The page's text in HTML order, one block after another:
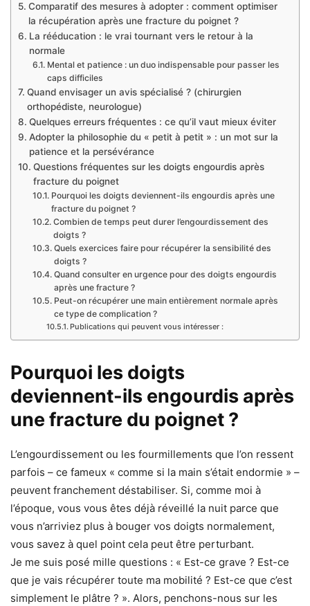
Comparatif des mesures à adopter : comment optimiser
la récupération après une fracture du poignet ?
La rééducation : le vrai tournant vers le retour à la
normale
Mental et patience : un duo indispensable pour passer les
caps difficiles
Quand envisager un avis spécialisé ? (chirurgien
orthopédiste, neurologue)
Quelques erreurs fréquentes : ce qu’il vaut mieux éviter
Adopter la philosophie du « petit à petit » : un mot sur la
patience et la persévérance
Questions fréquentes sur les doigts engourdis après
fracture du poignet
Pourquoi les doigts deviennent-ils engourdis après une
fracture du poignet ?
Combien de temps peut durer l’engourdissement des
doigts ?
Quels exercices faire pour récupérer la sensibilité des
doigts ?
Quand consulter en urgence pour des doigts engourdis
après une fracture ?
Peut-on récupérer une main entièrement normale après
ce type de complication ?
Publications qui peuvent vous intéresser :
Pourquoi les doigts
deviennent-ils engourdis après
une fracture du poignet ?
L’engourdissement ou les fourmillements que l’on ressent
parfois – ce fameux « comme si la main s’était endormie » –
peuvent franchement déstabiliser. Si, comme moi à
l’époque, vous vous êtes déjà réveillé la nuit parce que
vous n’arriviez plus à bouger vos doigts normalement,
vous savez à quel point cela peut être perturbant.
Je me suis posé mille questions : « Est-ce grave ? Est-ce
que je vais récupérer toute ma mobilité ? Est-ce que c’est
simplement le plâtre ? ». Alors, penchons-nous sur les